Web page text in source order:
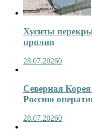
Хуситы
пролив
28.07.20260
Северная
Россию
28.07.20260